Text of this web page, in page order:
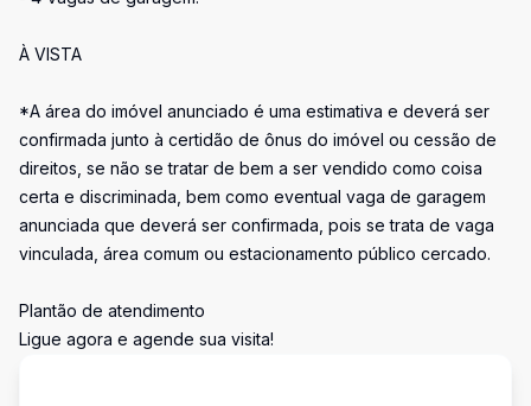
À VISTA
*A área do imóvel anunciado é uma estimativa e deverá ser
confirmada junto à certidão de ônus do imóvel ou cessão de
direitos, se não se tratar de bem a ser vendido como coisa
certa e discriminada, bem como eventual vaga de garagem
anunciada que deverá ser confirmada, pois se trata de vaga
vinculada, área comum ou estacionamento público cercado.
Plantão de atendimento
Ligue agora e agende sua visita!